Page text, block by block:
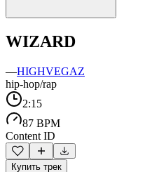
WIZARD
—HIGHVEGAZ
hip-hop/rap
2:15
87 BPM
Content ID
Купить трек